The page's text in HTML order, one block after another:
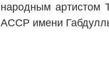
народным артистом
АССР имени